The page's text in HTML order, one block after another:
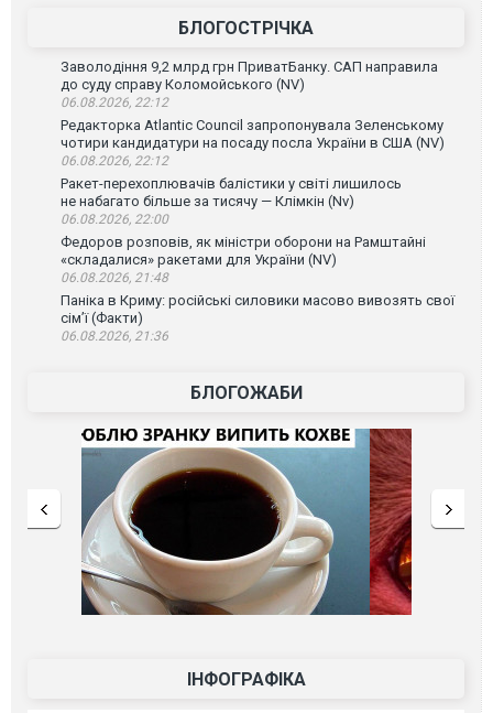
БЛОГОСТРІЧКА
Заволодіння 9,2 млрд грн ПриватБанку. САП направила
до суду справу Коломойського (NV)
06.08.2026, 22:12
Редакторка Atlantic Council запропонувала Зеленському
чотири кандидатури на посаду посла України в США (NV)
06.08.2026, 22:12
Ракет-перехоплювачів балістики у світі лишилось
не набагато більше за тисячу — Клімкін (Nv)
06.08.2026, 22:00
Федоров розповів, як міністри оборони на Рамштайні
«складалися» ракетами для України (NV)
06.08.2026, 21:48
Паніка в Криму: російські силовики масово вивозять свої
сім’ї (Факти)
06.08.2026, 21:36
БЛОГОЖАБИ
ІНФОГРАФІКА